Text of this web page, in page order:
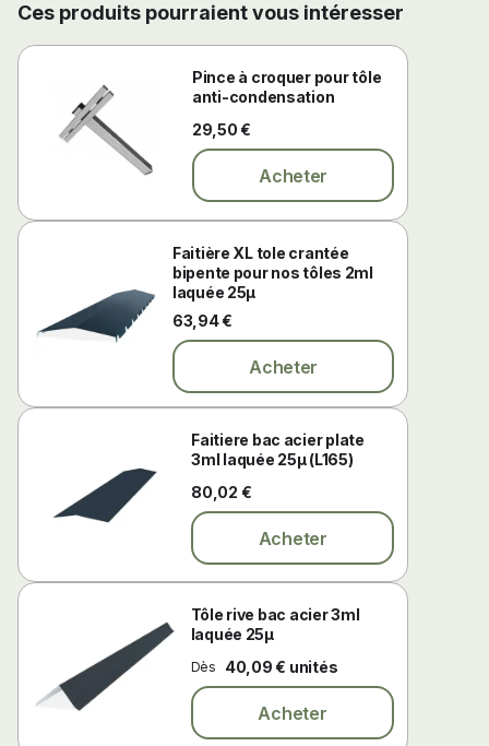
Ces produits pourraient vous intéresser
Pince à croquer pour tôle
anti-condensation
29,50 €
Acheter
Faitière XL tole crantée
bipente pour nos tôles 2ml
laquée 25µ
63,94 €
Acheter
Faitiere bac acier plate
3ml laquée 25µ (L165)
80,02 €
Acheter
Tôle rive bac acier 3ml
laquée 25µ
Dès 40,09 € unités
Acheter